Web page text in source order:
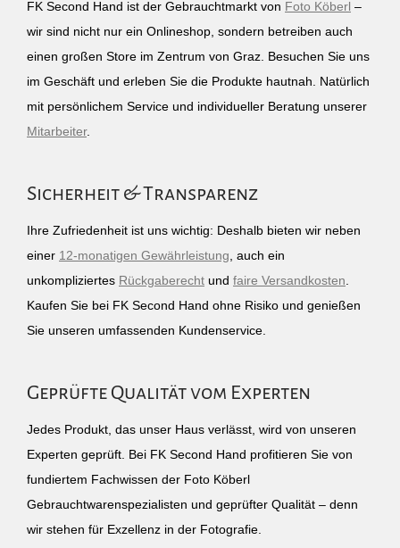
FK Second Hand ist der Gebrauchtmarkt von Foto Köberl –
wir sind nicht nur ein Onlineshop, sondern betreiben auch
einen großen Store im Zentrum von Graz. Besuchen Sie uns
im Geschäft und erleben Sie die Produkte hautnah. Natürlich
mit persönlichem Service und individueller Beratung unserer
Mitarbeiter.
Sicherheit & Transparenz
Ihre Zufriedenheit ist uns wichtig: Deshalb bieten wir neben
einer 12-monatigen Gewährleistung , auch ein
unkompliziertes Rückgaberecht und faire Versandkosten
Kaufen Sie bei FK Second Hand ohne Risiko und genießen
Sie unseren umfassenden Kundenservice.
Geprüfte Qualität vom Experten
Jedes Produkt, das unser Haus verlässt, wird von unseren
Experten geprüft. Bei FK Second Hand profitieren Sie von
fundiertem Fachwissen der Foto Köberl
Gebrauchtwarenspezialisten und geprüfter Qualität – denn
wir stehen für Exzellenz in der Fotografie.